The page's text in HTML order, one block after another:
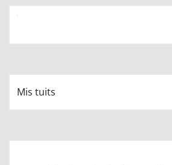
Mis tuits